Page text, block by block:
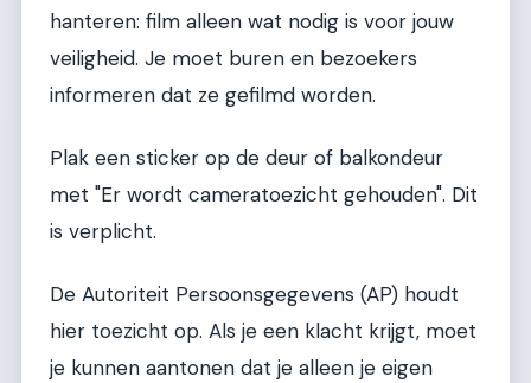
hanteren: film alleen wat nodig is voor jouw
veiligheid. Je moet buren en bezoekers
informeren dat ze gefilmd worden.
Plak een sticker op de deur of balkondeur
met "Er wordt cameratoezicht gehouden". Dit
is verplicht.
De Autoriteit Persoonsgegevens (AP) houdt
hier toezicht op. Als je een klacht krijgt, moet
je kunnen aantonen dat je alleen je eigen